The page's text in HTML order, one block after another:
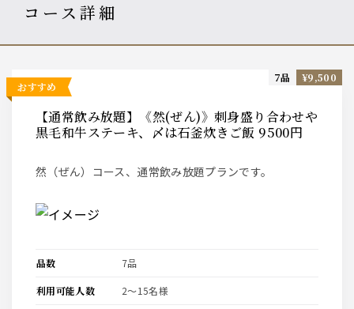
コース詳細
おすすめ
【通常飲み放題】《然(ぜん)》刺身盛り合わせや
黒毛和牛ステーキ、〆は石釜炊きご飯 9500円
然（ぜん）コース、通常飲み放題プランです。
7品 ¥9,500
品数 7品
利用可能人数 2〜15名様